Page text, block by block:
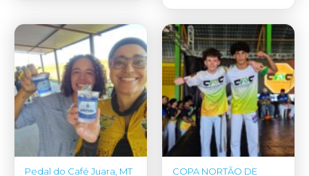
Pedal do Café Juara, MT
COPA NORTÃO DE